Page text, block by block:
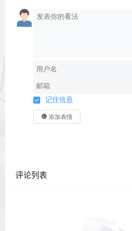
记住信息
添加表情
评论列表